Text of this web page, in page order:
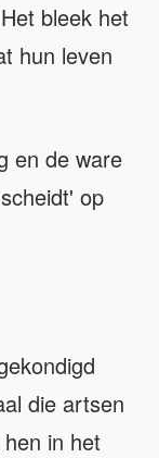
bleek het
hun leven
en de ware
op
die artsen
in het